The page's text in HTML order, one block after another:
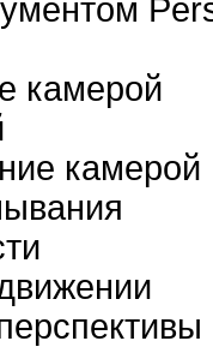
камерой
камерой